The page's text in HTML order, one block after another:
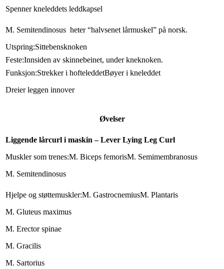
Spenner kneleddets leddkapsel
M. Semitendinosus heter “halvsenet lårmuskel” på norsk.
Utspring:Sittebensknoken
Feste:Innsiden av skinnebeinet, under kneknoken.
Funksjon:Strekker i hofteleddetBøyer i kneleddet
Dreier leggen innover
Øvelser
Liggende lårcurl i maskin – Lever Lying Leg Curl
Muskler som trenes:M. Biceps femorisM. Semimembranosus
M. Semitendinosus
Hjelpe og støttemuskler:M. GastrocnemiusM. Plantaris
M. Gluteus maximus
M. Erector spinae
M. Gracilis
M. Sartorius